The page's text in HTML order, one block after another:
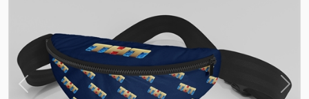
Previous Next